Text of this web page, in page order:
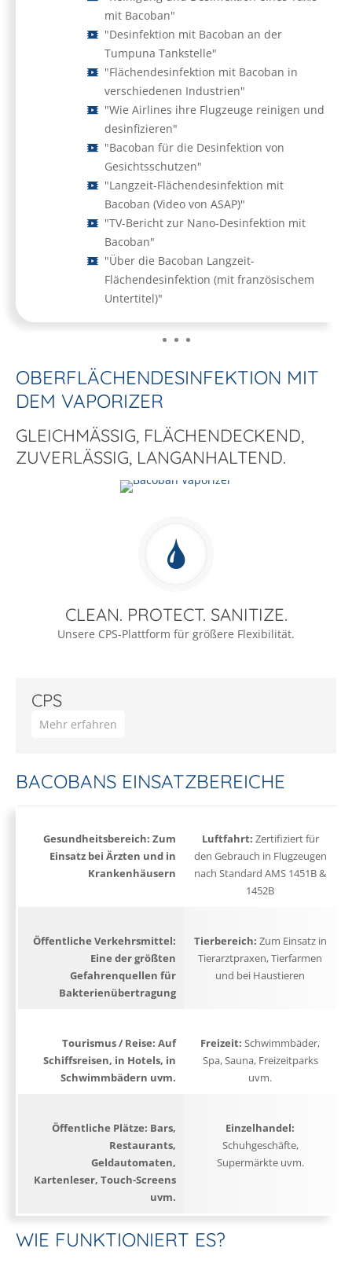
mit Bacoban"
"Desinfektion mit Bacoban an der
Tumpuna Tankstelle"
"Flächendesinfektion mit Bacoban in
verschiedenen Industrien"
"Wie Airlines ihre Flugzeuge reinigen und
desinfizieren"
"Bacoban für die Desinfektion von
Gesichtsschutzen"
"Langzeit-Flächendesinfektion mit
Bacoban (Video von ASAP)"
"TV-Bericht zur Nano-Desinfektion mit
Bacoban"
"Über die Bacoban Langzeit-
Flächendesinfektion (mit französischem
Untertitel)"
OBERFLÄCHENDESINFEKTION MIT
DEM VAPORIZER
GLEICHMÄSSIG, FLÄCHENDECKEND, Z
UVERLÄSSIG, LANGANHALTEND.
BACOBAN® VERNEBELUNGSGERÄT
VAPORIZER
CLEAN. PROTECT. SANITIZE.
Unsere CPS-Plattform für größere Flexibilität.
CPS
Mehr erfahren
BACOBANS EINSATZBEREICHE
Gesundheitsbereich: Zum
Einsatz bei Ärzten und in
Krankenhäusern
Luftfahrt: Zertifiziert für
den Gebrauch in Flugzeugen
nach Standard AMS 1451B &
1452B
Öffentliche Verkehrsmittel:
Eine der größten
Gefahrenquellen für
Bakterienübertragung
Tierbereich: Zum Einsatz in
Tierarztpraxen, Tierfarmen
und bei Haustieren
Tourismus / Reise: Auf
Schiffsreisen, in Hotels, in
Schwimmbädern uvm.
Freizeit: Schwimmbäder,
Spa, Sauna, Freizeitparks
uvm.
Öffentliche Plätze: Bars,
Restaurants,
Geldautomaten,
Kartenleser, Touch-Screens
uvm.
Einzelhandel:
Schuhgeschäfte,
Supermärkte uvm.
WIE FUNKTIONIERT ES?